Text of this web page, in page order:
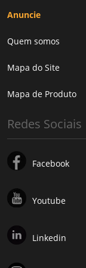
Anuncie
Quem somos
Mapa do Site
Mapa de Produto
Redes Sociais
Facebook
Youtube
Linkedin